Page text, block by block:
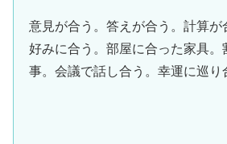
意見が合う。答えが合う。計算が
好みに合う。部屋に合った家具
事。会議で話し合う。幸運に巡り